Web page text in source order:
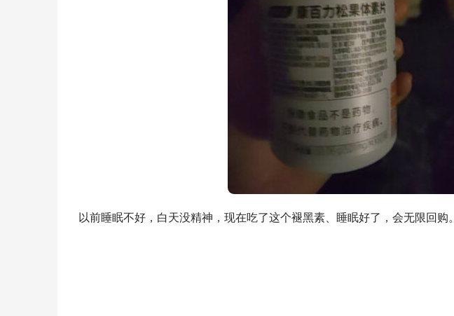
以前睡眠不好，白天没精神，现在吃了这个褪黑素、睡眠好了，会无限回购。